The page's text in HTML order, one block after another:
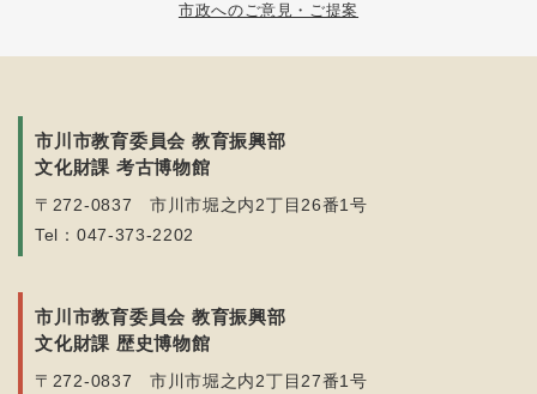
市政へのご意見・ご提案
市川市教育委員会 教育振興部
文化財課 考古博物館
〒272-0837 市川市堀之内2丁目26番1号
Tel：047-373-2202
市川市教育委員会 教育振興部
文化財課 歴史博物館
〒272-0837 市川市堀之内2丁目27番1号